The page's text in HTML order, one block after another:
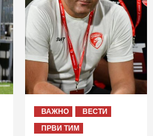
ВАЖНО
ВЕСТИ
ПРВИ ТИМ